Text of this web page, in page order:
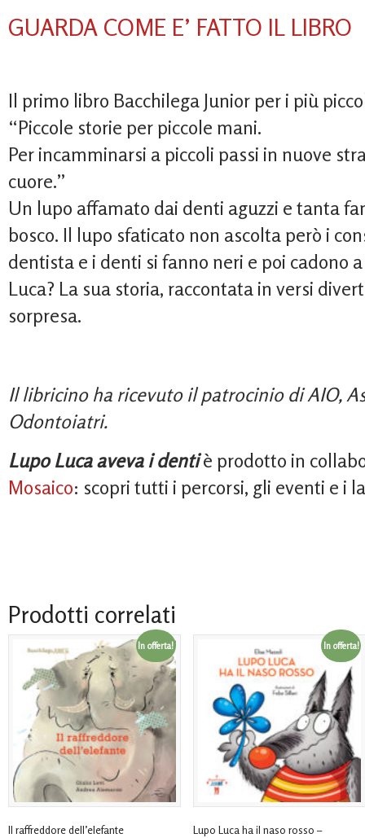
GUARDA COME E’ FATTO IL LIBRO
Il primo libro Bacchilega Junior per i più
“Piccole storie per piccole mani.
Per incamminarsi a piccoli passi in nuove
cuore.”
Un lupo affamato dai denti aguzzi e tanta
bosco. Il lupo sfaticato non ascolta però i
dentista e i denti si fanno neri e poi cadono
Luca? La sua storia, raccontata in versi
sorpresa.
Il libricino ha ricevuto il patrocinio di AIO,
Odontoiatri.
Lupo Luca aveva i dentiè prodotto in
Mosaico: scopri tutti i percorsi, gli eventi e i
Prodotti correlati
In offerta!
Il raffreddore dell’elefante
In offerta!
Lupo Luca ha il naso rosso –